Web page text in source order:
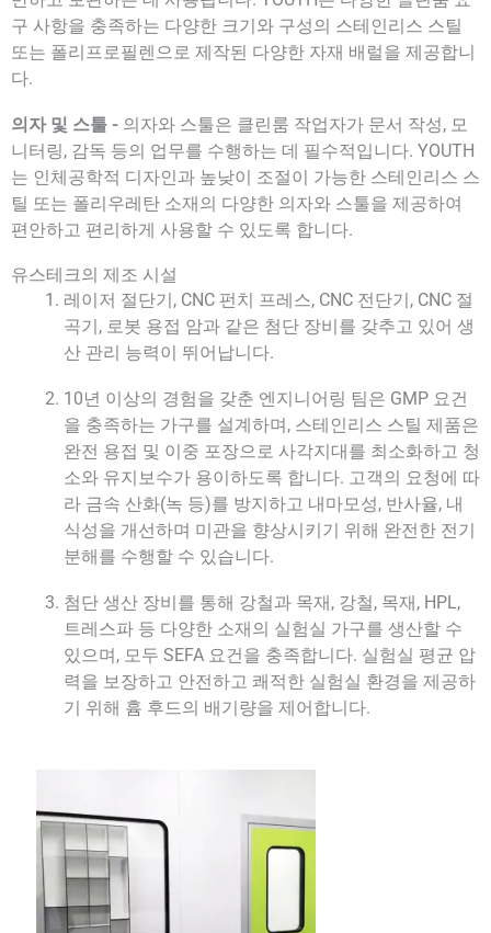
구 사항을 충족하는 다양한 크기와 구성의 스테인리스 스틸
또는 폴리프로필렌으로 제작된 다양한 자재 배럴을 제공합니
다.
의자 및 스툴 - 의자와 스툴은 클린룸 작업자가 문서 작성, 모
니터링, 감독 등의 업무를 수행하는 데 필수적입니다. YOUTH
는 인체공학적 디자인과 높낮이 조절이 가능한 스테인리스 스
틸 또는 폴리우레탄 소재의 다양한 의자와 스툴을 제공하여
편안하고 편리하게 사용할 수 있도록 합니다.
유스테크의 제조 시설
레이저 절단기, CNC 펀치 프레스, CNC 전단기, CNC 절
곡기, 로봇 용접 암과 같은 첨단 장비를 갖추고 있어 생
산 관리 능력이 뛰어납니다.
10년 이상의 경험을 갖춘 엔지니어링 팀은 GMP 요건
을 충족하는 가구를 설계하며, 스테인리스 스틸 제품은
완전 용접 및 이중 포장으로 사각지대를 최소화하고 청
소와 유지보수가 용이하도록 합니다. 고객의 요청에 따
라 금속 산화(녹 등)를 방지하고 내마모성, 반사율, 내
식성을 개선하며 미관을 향상시키기 위해 완전한 전기
분해를 수행할 수 있습니다.
첨단 생산 장비를 통해 강철과 목재, 강철, 목재, HPL,
트레스파 등 다양한 소재의 실험실 가구를 생산할 수
있으며, 모두 SEFA 요건을 충족합니다. 실험실 평균 압
력을 보장하고 안전하고 쾌적한 실험실 환경을 제공하
기 위해 흄 후드의 배기량을 제어합니다.